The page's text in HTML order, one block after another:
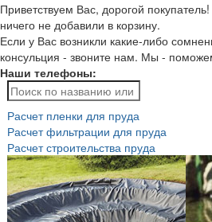
Приветствуем Вас, дорогой
ничего не добавили в корзину.
Если у Вас возникли какие-либо
консульция - звоните нам. Мы -
Наши телефоны:
Расчет пленки для пруда
Расчет фильтрации для пруда
Расчет строительства пруда